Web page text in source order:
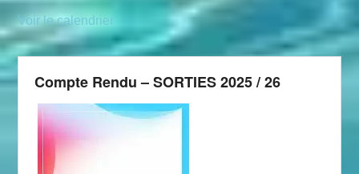
Voir le calendrier
Compte Rendu – SORTIES 2025 / 26